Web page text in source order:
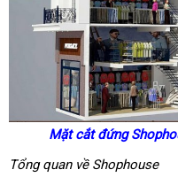
Mặt cắt đứng
Tổng quan về Shophouse